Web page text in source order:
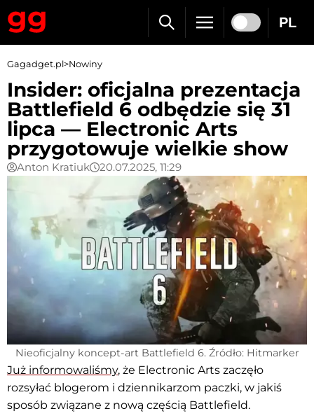
PL
Gagadget.pl>Nowiny
Insider: oficjalna prezentacja
Battlefield 6 odbędzie się 31
lipca — Electronic Arts
przygotowuje wielkie show
Anton Kratiuk 20.07.2025, 11:29
Nieoficjalny koncept-art Battlefield 6. Źródło: Hitmarker
Już informowaliśmy, że Electronic Arts zaczęło
rozsyłać blogerom i dziennikarzom paczki, w jakiś
sposób związane z nową częścią Battlefield.